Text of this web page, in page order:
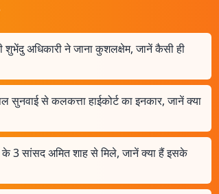
शुभेंदु अधिकारी ने जाना कुशलक्षेम, जानें कैसी ही
सुनवाई से कलकत्ता हाईकोर्ट का इनकार, जानें क्या
के 3 सांसद अमित शाह से मिले, जानें क्या हैं इसके